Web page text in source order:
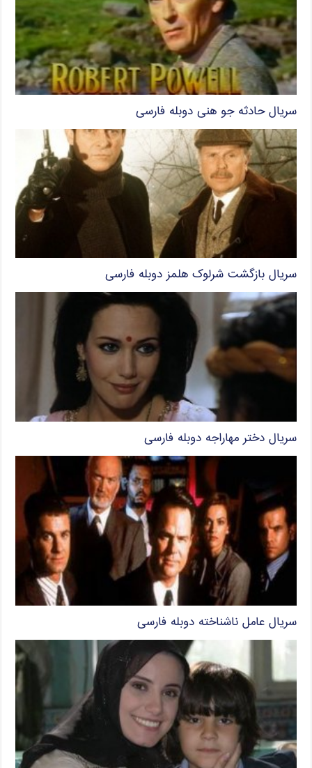
سریال حادثه‌ جو هنی دوبله فارسی
سریال بازگشت شرلوک هلمز دوبله فارسی
سریال دختر مهاراجه دوبله فارسی
سریال عامل ناشناخته دوبله فارسی